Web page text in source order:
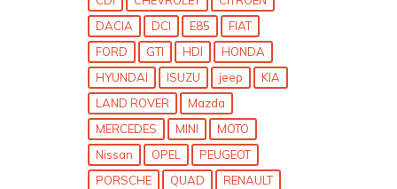
DACIA
DCI E85
FIAT
FORD
GTI HDI
HONDA
HYUNDAI
ISUZU jeep
KIA
LAND ROVER
Mazda
MERCEDES
MINI
MOTO
Nissan
OPEL
PEUGEOT
PORSCHE
QUAD
RENAULT